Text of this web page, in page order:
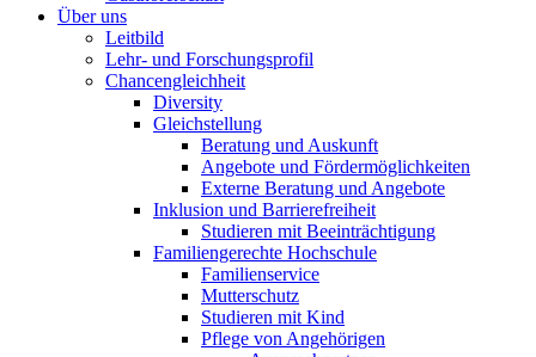
Über uns
Leitbild
Lehr- und Forschungsprofil
Chancengleichheit
Diversity
Gleichstellung
Beratung und Auskunft
Angebote und Fördermöglichkeiten
Externe Beratung und Angebote
Inklusion und Barrierefreiheit
Studieren mit Beeinträchtigung
Familiengerechte Hochschule
Familienservice
Mutterschutz
Studieren mit Kind
Pflege von Angehörigen